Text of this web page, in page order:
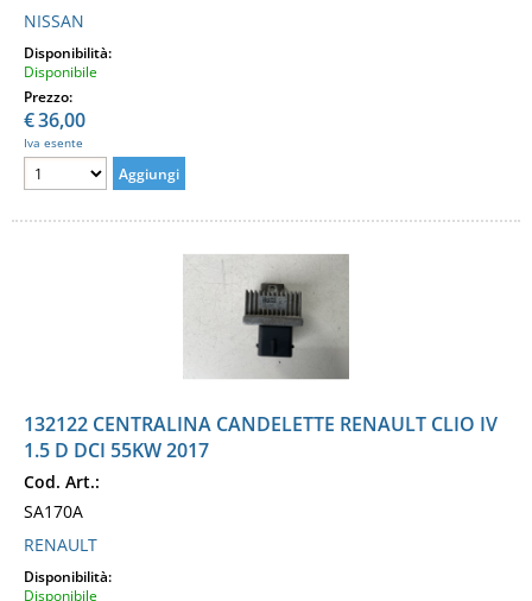
NISSAN
Disponibilità:
Disponibile
Prezzo:
€36,00
Iva esente
132122 CENTRALINA CANDELETTE RENAULT CLIO IV
1.5 D DCI 55KW 2017
Cod. Art.:
SA170A
RENAULT
Disponibilità:
Disponibile